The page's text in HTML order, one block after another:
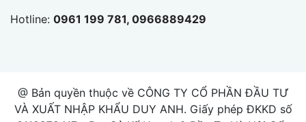
Hotline: 0961 199 781, 0966889429
@ Bản quyền thuộc về CÔNG TY CỔ PHẦN ĐẦU TƯ
VÀ XUẤT NHẬP KHẨU DUY ANH. Giấy phép ĐKKD số